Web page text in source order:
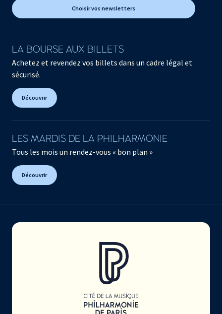
Choisir vos newsletters
LA BOURSE AUX BILLETS
Achetez et revendez vos billets dans un cadre légal et
sécurisé.
Découvrir
LES MARDIS DE LA PHILHARMONIE
Tous les mois un rendez-vous « bon plan »
Découvrir